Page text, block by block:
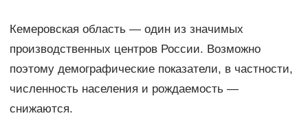
Кемеровская область — один из значимых
производственных центров России. Возможно
поэтому демографические показатели, в частности,
численность населения и рождаемость —
снижаются.